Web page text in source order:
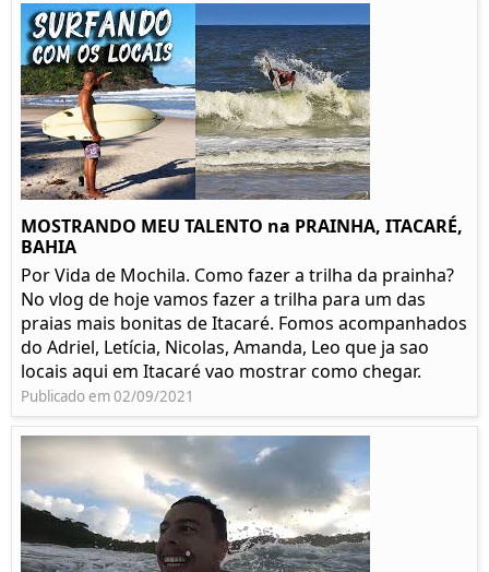
MOSTRANDO MEU TALENTO na PRAINHA, ITACARÉ,
BAHIA
Por Vida de Mochila. Como fazer a trilha da prainha?
No vlog de hoje vamos fazer a trilha para um das
praias mais bonitas de Itacaré. Fomos acompanhados
do Adriel, Letícia, Nicolas, Amanda, Leo que ja sao
locais aqui em Itacaré vao mostrar como chegar.
Publicado em 02/09/2021